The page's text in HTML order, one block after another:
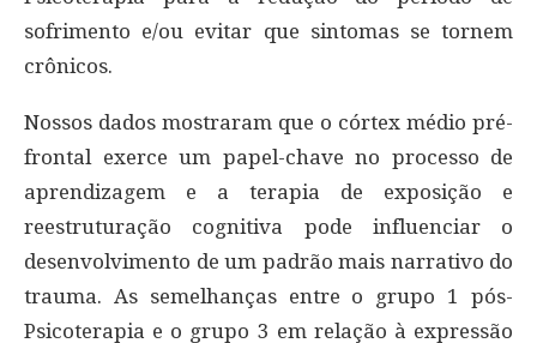
sofrimento e/ou evitar que sintomas se tornem
crônicos.
Nossos dados mostraram que o córtex médio pré-
frontal exerce um papel-chave no processo de
aprendizagem e a terapia de exposição e
reestruturação cognitiva pode influenciar o
desenvolvimento de um padrão mais narrativo do
trauma. As semelhanças entre o grupo 1 pós-
Psicoterapia e o grupo 3 em relação à expressão